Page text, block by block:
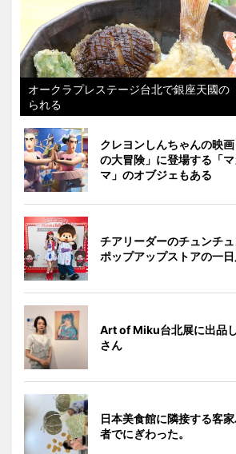
オークラプレステージ台北で銀座天國の
られる
クレヨンしんちゃんの映
の大冒険」に登場する「
マ」のオブジェもある
チアリーダーのチュンチ
ポップアップストアの一
Art of Miku台北展に出品
さん
日本美食館に隣接する客
者でにぎわった。